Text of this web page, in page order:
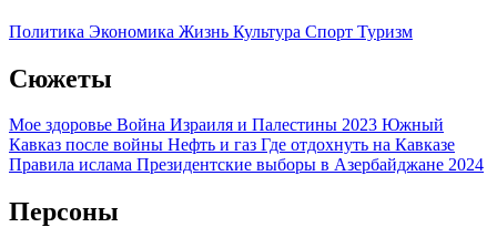
Политика Экономика Жизнь Культура Спорт Туризм
Сюжеты
Мое здоровье Война Израиля и Палестины 2023 Южный
Кавказ после войны Нефть и газ Где отдохнуть на Кавказе
Правила ислама Президентские выборы в Азербайджане 2024
Персоны